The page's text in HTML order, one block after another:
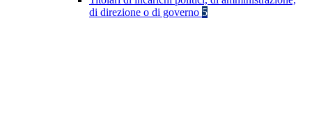
di direzione o di governo 5